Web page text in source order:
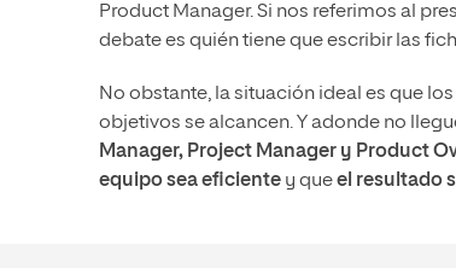
Product Manager. Si nos referimos al
debate es quién tiene que escribir las
No obstante, la situación ideal es que
objetivos se alcancen. Y adonde no
Manager, Project Manager y Product
equipo sea eficiente y queel resultado